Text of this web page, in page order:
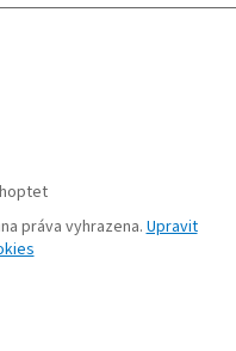
práva vyhrazena. Upravit